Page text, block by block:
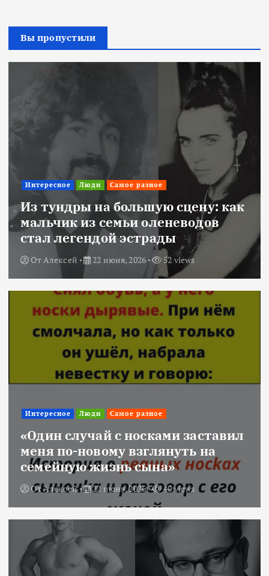
Вы пропустили
Интересное Люди Самое разное
Из тундры на большую сцену: как
мальчик из семьи оленеводов
стал легендой эстрады
ОтАлексей 22 июня, 2026 52 views
Интересное Люди Самое разное
«Один случай с носками заставил
меня по-новому взглянуть на
семейную жизнь сына»
ОтАлексей 22 июня, 2026 40 views